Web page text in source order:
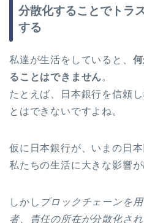
分散化することでトラ
する
私達が生活をしていると、
ることはできません。
たとえば、日本銀行を信頼
とはできないですよね。
仮に日本銀行が、いまの日
私たちの生活に大きな影響が
しかし ブロックチェーンを
者、責任の所在が分散化さ